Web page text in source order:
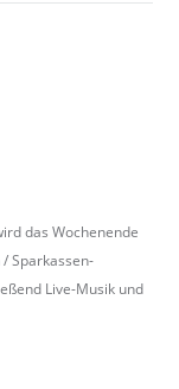
das Wochenende
Sparkassen-
Live-Musik und